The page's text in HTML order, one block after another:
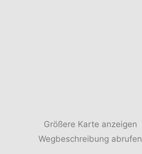
Größere Karte anzeigen
Wegbeschreibung abrufen